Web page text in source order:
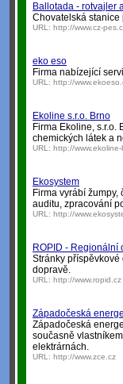
Ballotada - rotvajler
Chovatelská
URL: http://www.cz-
eko eso
Firma nabízející
URL: http://
Ekoline s.r.o. Brno
Firma Ekoline,
chemických látek a
URL: http://
Ekosystem
Firma vyrábí
auditu, zpracování
URL: http://
ROPID - Regionální
Stránky příspěvkové
dopravě.
URL: http://www.ropid.cz
Západočeská
Západočeská
současně
elektrárnách.
URL: http://www.zce.cz